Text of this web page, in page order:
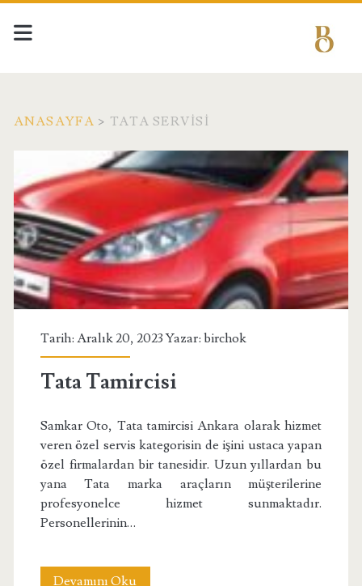
ANASAYFA > TATA SERVISI
Etiket:
<span>tata
servisi</span>
Tarih: Aralık 20, 2023 Yazar: birchok
Tata Tamircisi
Samkar Oto, Tata tamircisi Ankara olarak hizmet
veren özel servis kategorisin de işini ustaca yapan
özel firmalardan bir tanesidir. Uzun yıllardan bu
yana Tata marka araçların müşterilerine
profesyonelce hizmet sunmaktadır.
Personellerinin…
Devamını OkuTata